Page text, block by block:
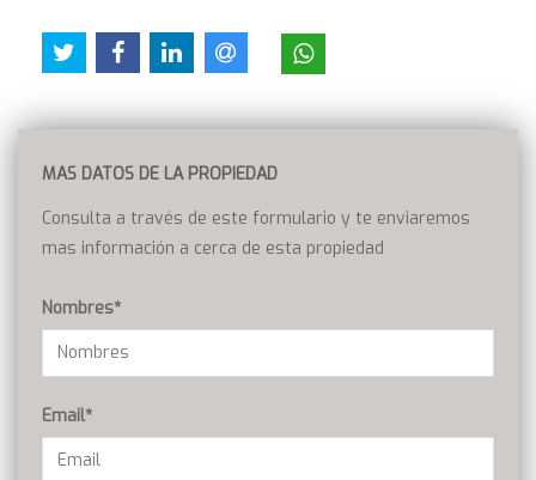
MAS DATOS DE LA PROPIEDAD
Consulta a través de este formulario y te enviaremos
mas información a cerca de esta propiedad
Nombres*
Email*